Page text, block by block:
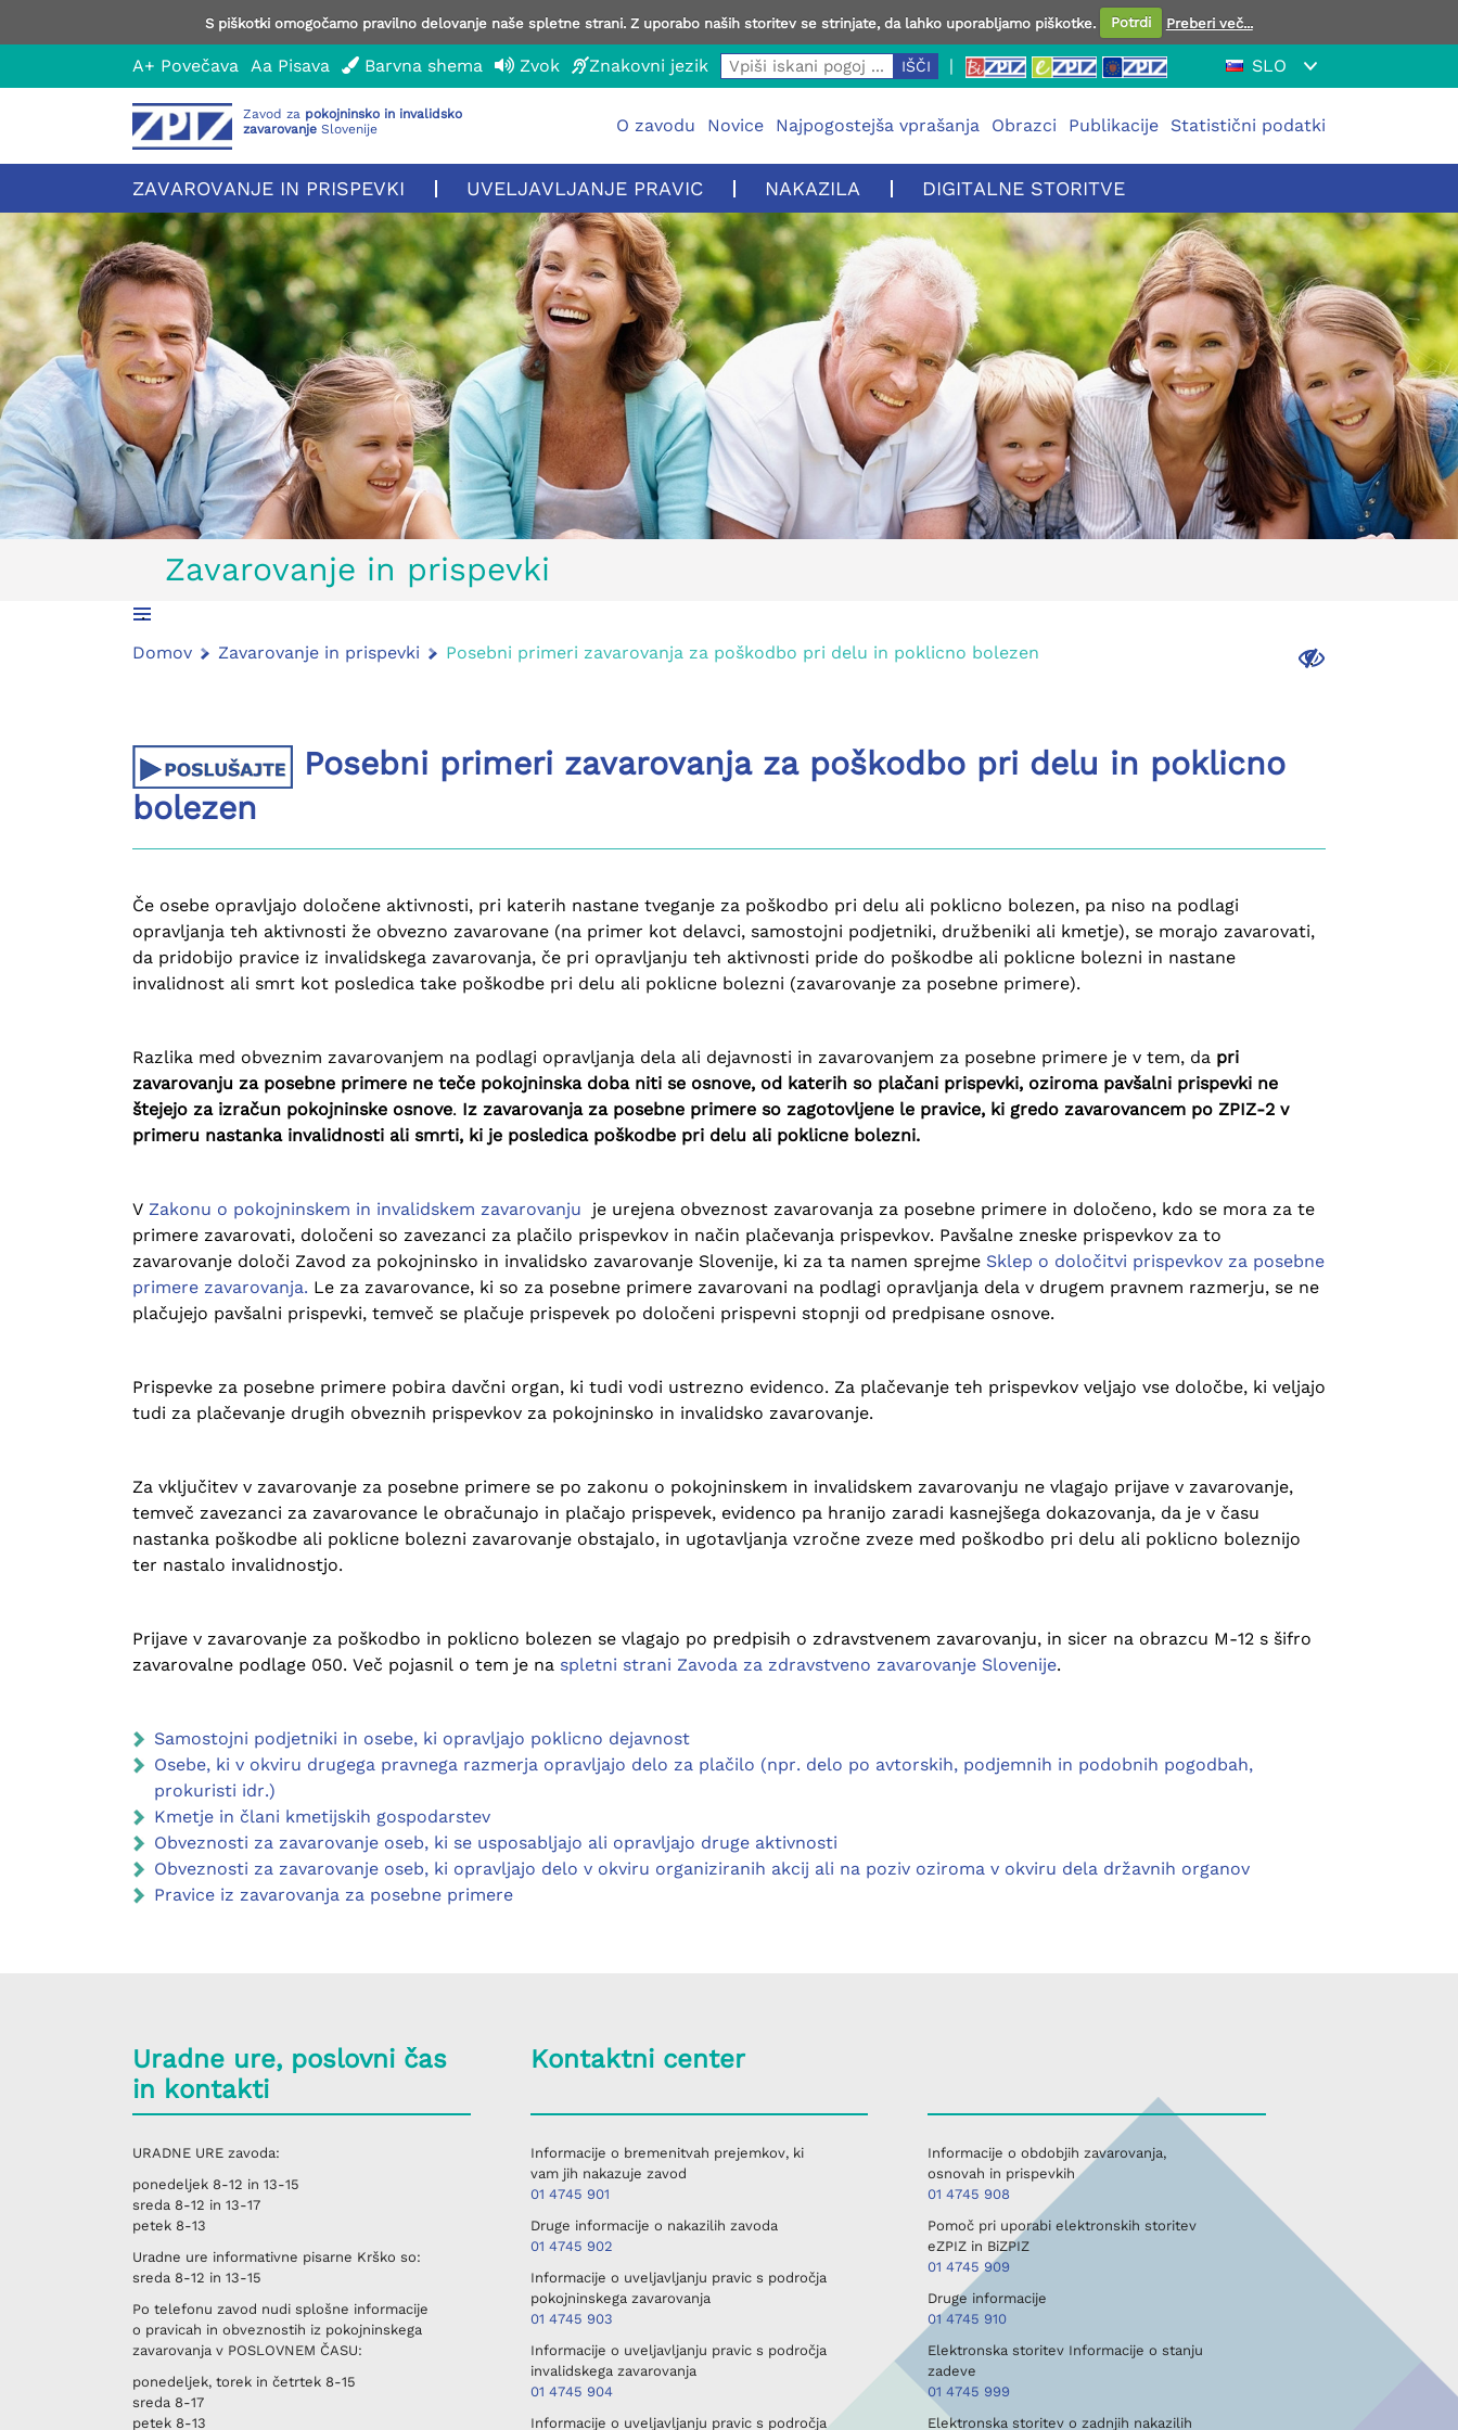
S piškotki omogočamo pravilno delovanje naše spletne strani. Z uporabo naših storitev se strinjate, da lahko uporabljamo piškotke. Potrdi Preberi več...
A+ Povečava Aa Pisava Barvna shema Zvok Znakovni jezik | SLO
Zavod za pokojninsko in invalidsko
zavarovanje Slovenije O zavodu Novice Najpogostejša vprašanja Obrazci Publikacije Statistični podatki
ZAVAROVANJE IN PRISPEVKI UVELJAVLJANJE PRAVIC NAKAZILA DIGITALNE STORITVE
Zavarovanje in prispevki
.
.
Domov Zavarovanje in prispevki Posebni primeri zavarovanja za poškodbo pri delu in poklicno bolezen
Posebni primeri zavarovanja za poškodbo pri delu in poklicno
bolezen
Če osebe opravljajo določene aktivnosti, pri katerih nastane tveganje za poškodbo pri delu ali poklicno bolezen, pa niso na podlagi
opravljanja teh aktivnosti že obvezno zavarovane (na primer kot delavci, samostojni podjetniki, družbeniki ali kmetje), se morajo zavarovati,
da pridobijo pravice iz invalidskega zavarovanja, če pri opravljanju teh aktivnosti pride do poškodbe ali poklicne bolezni in nastane
invalidnost ali smrt kot posledica take poškodbe pri delu ali poklicne bolezni (zavarovanje za posebne primere).
Razlika med obveznim zavarovanjem na podlagi opravljanja dela ali dejavnosti in zavarovanjem za posebne primere je v tem, da pri
zavarovanju za posebne primere ne teče pokojninska doba niti se osnove, od katerih so plačani prispevki, oziroma pavšalni prispevki ne
štejejo za izračun pokojninske osnove. Iz zavarovanja za posebne primere so zagotovljene le pravice, ki gredo zavarovancem po ZPIZ-2 v
primeru nastanka invalidnosti ali smrti, ki je posledica poškodbe pri delu ali poklicne bolezni.
V Zakonu o pokojninskem in invalidskem zavarovanju
je urejena obveznost zavarovanja za posebne primere in določeno, kdo se mora za te
primere zavarovati, določeni so zavezanci za plačilo prispevkov in način plačevanja prispevkov. Pavšalne zneske prispevkov za to
zavarovanje določi Zavod za pokojninsko in invalidsko zavarovanje Slovenije, ki za ta namen sprejme Sklep o določitvi prispevkov za posebne
primere zavarovanja. Le za zavarovance, ki so za posebne primere zavarovani na podlagi opravljanja dela v drugem pravnem razmerju, se ne
plačujejo pavšalni prispevki, temveč se plačuje prispevek po določeni prispevni stopnji od predpisane osnove.
Prispevke za posebne primere pobira davčni organ, ki tudi vodi ustrezno evidenco. Za plačevanje teh prispevkov veljajo vse določbe, ki veljajo
tudi za plačevanje drugih obveznih prispevkov za pokojninsko in invalidsko zavarovanje.
Za vključitev v zavarovanje za posebne primere se po zakonu o pokojninskem in invalidskem zavarovanju ne vlagajo prijave v zavarovanje,
temveč zavezanci za zavarovance le obračunajo in plačajo prispevek, evidenco pa hranijo zaradi kasnejšega dokazovanja, da je v času
nastanka poškodbe ali poklicne bolezni zavarovanje obstajalo, in ugotavljanja vzročne zveze med poškodbo pri delu ali poklicno boleznijo
ter nastalo invalidnostjo.
Prijave v zavarovanje za poškodbo in poklicno bolezen se vlagajo po predpisih o zdravstvenem zavarovanju, in sicer na obrazcu M-12 s šifro
zavarovalne podlage 050. Več pojasnil o tem je na spletni strani Zavoda za zdravstveno zavarovanje Slovenije.
Samostojni podjetniki in osebe, ki opravljajo poklicno dejavnost
Osebe, ki v okviru drugega pravnega razmerja opravljajo delo za plačilo (npr. delo po avtorskih, podjemnih in podobnih pogodbah,
prokuristi idr.)
Kmetje in člani kmetijskih gospodarstev
Obveznosti za zavarovanje oseb, ki se usposabljajo ali opravljajo druge aktivnosti
Obveznosti za zavarovanje oseb, ki opravljajo delo v okviru organiziranih akcij ali na poziv oziroma v okviru dela državnih organov
Pravice iz zavarovanja za posebne primere
Uradne ure, poslovni čas
in kontakti
URADNE URE zavoda:
ponedeljek 8-12 in 13-15
sreda 8-12 in 13-17
petek 8-13
Uradne ure informativne pisarne Krško so:
sreda 8-12 in 13-15
Po telefonu zavod nudi splošne informacije
o pravicah in obveznostih iz pokojninskega
zavarovanja v POSLOVNEM ČASU:
ponedeljek, torek in četrtek 8-15
sreda 8-17
petek 8-13
Kontaktni center
Informacije o bremenitvah prejemkov, ki
vam jih nakazuje zavod
01 4745 901
Druge informacije o nakazilih zavoda
01 4745 902
Informacije o uveljavljanju pravic s področja
pokojninskega zavarovanja
01 4745 903
Informacije o uveljavljanju pravic s področja
invalidskega zavarovanja
01 4745 904
Informacije o uveljavljanju pravic s področja
Informacije o obdobjih zavarovanja,
osnovah in prispevkih
01 4745 908
Pomoč pri uporabi elektronskih storitev
eZPIZ in BiZPIZ
01 4745 909
Druge informacije
01 4745 910
Elektronska storitev Informacije o stanju
zadeve
01 4745 999
Elektronska storitev o zadnjih nakazilih